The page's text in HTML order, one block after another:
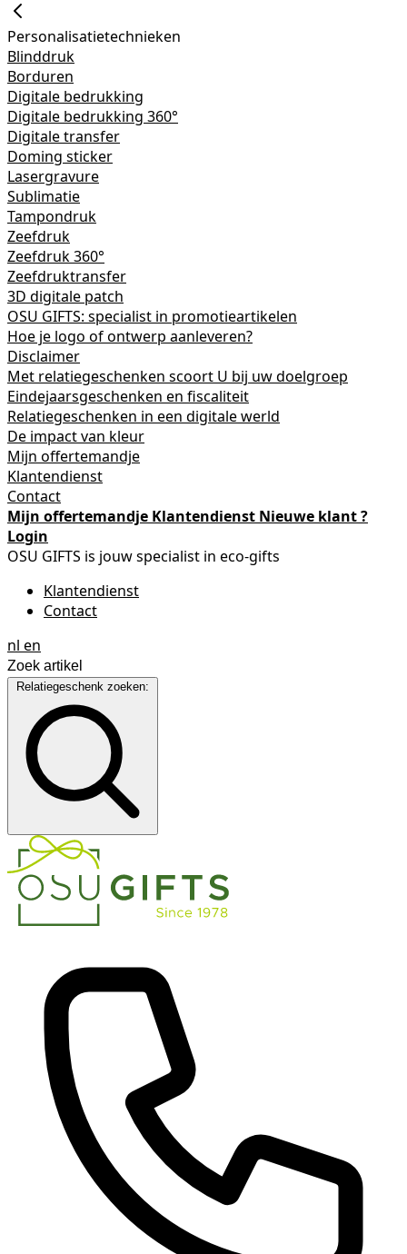
Personalisatietechnieken
Blinddruk
Borduren
Digitale bedrukking
Digitale bedrukking 360°
Digitale transfer
Doming sticker
Lasergravure
Sublimatie
Tampondruk
Zeefdruk
Zeefdruk 360°
Zeefdruktransfer
3D digitale patch
OSU GIFTS: specialist in promotieartikelen
Hoe je logo of ontwerp aanleveren?
Disclaimer
Met relatiegeschenken scoort U bij uw doelgroep
Eindejaarsgeschenken en fiscaliteit
Relatiegeschenken in een digitale werld
De impact van kleur
Mijn offertemandje
Klantendienst
Contact
Mijn offertemandje Klantendienst Nieuwe klant ?
Login
OSU GIFTS is jouw specialist in eco-gifts
Klantendienst
Contact
nl en
Relatiegeschenk zoeken: